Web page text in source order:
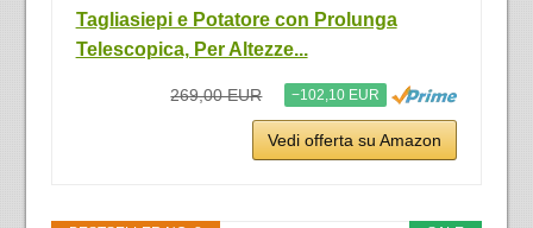
Tagliasiepi e Potatore con Prolunga
Telescopica, Per Altezze...
269,00 EUR −102,10 EUR
Vedi offerta su Amazon